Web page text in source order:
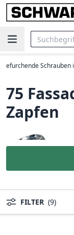
Schrauben
75
Zapfen
FILTER (9)